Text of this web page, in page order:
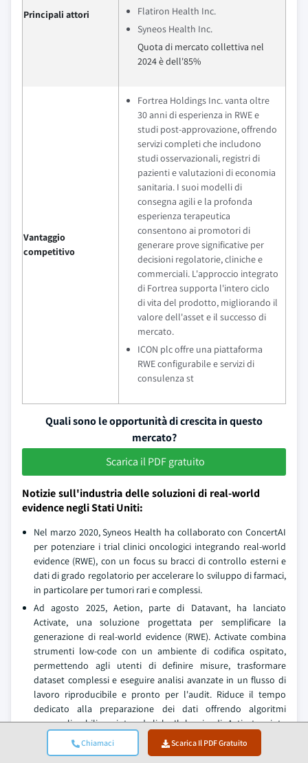
Chiamaci Scarica Il PDF Gratuito
Principali attori
Flatiron Health Inc.
Syneos Health Inc.
Quota di mercato collettiva nel
2024 è dell'85%
Vantaggio
competitivo
Fortrea Holdings Inc. vanta oltre
30 anni di esperienza in RWE e
studi post-approvazione, offrendo
servizi completi che includono
studi osservazionali, registri di
pazienti e valutazioni di economia
sanitaria. I suoi modelli di
consegna agili e la profonda
esperienza terapeutica
consentono ai promotori di
generare prove significative per
decisioni regolatorie, cliniche e
commerciali. L'approccio integrato
di Fortrea supporta l'intero ciclo
di vita del prodotto, migliorando il
valore dell'asset e il successo di
mercato.
ICON plc offre una piattaforma
RWE configurabile e servizi di
consulenza st
Quali sono le opportunità di crescita in questo
mercato?
Scarica il PDF gratuito
Notizie sull'industria delle soluzioni di real-world
evidence negli Stati Uniti:
Nel marzo 2020, Syneos Health ha collaborato con ConcertAI
per potenziare i trial clinici oncologici integrando real-world
evidence (RWE), con un focus su bracci di controllo esterni e
dati di grado regolatorio per accelerare lo sviluppo di farmaci,
in particolare per tumori rari e complessi.
Ad agosto 2025, Aetion, parte di Datavant, ha lanciato
Activate, una soluzione progettata per semplificare la
generazione di real-world evidence (RWE). Activate combina
strumenti low-code con un ambiente di codifica ospitato,
permettendo agli utenti di definire misure, trasformare
dataset complessi e eseguire analisi avanzate in un flusso di
lavoro riproducibile e pronto per l'audit. Riduce il tempo
dedicato alla preparazione dei dati offrendo algoritmi
personalizzabili, point-and-click. Il lancio di Activate aiuta
Aetion a rafforzare la sua posizione nel mercato delle real-
world evidence (RWE) affrontando un importante collo di